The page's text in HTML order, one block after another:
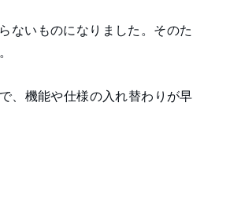
ないものになりました。そのた
、機能や仕様の入れ替わりが早